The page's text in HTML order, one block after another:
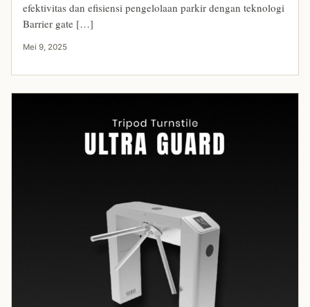
efektivitas dan efisiensi pengelolaan parkir dengan teknologi
Barrier gate […]
Mei 9, 2025